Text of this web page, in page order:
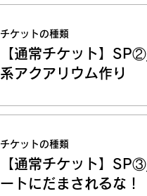
チケットの種類
【通常チケット】
系​アクアリウム作り
チケットの種類
【通常チケット】
ートにだまされるな！